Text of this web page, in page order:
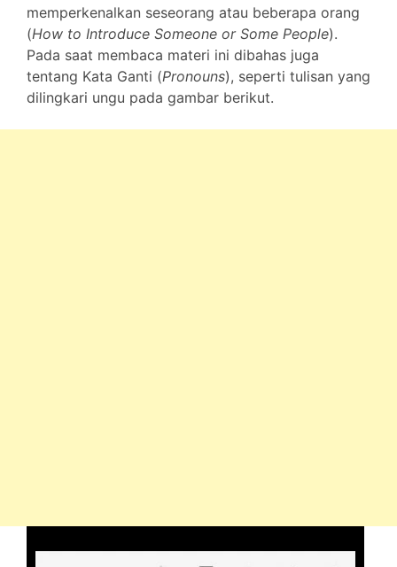
memperkenalkan seseorang atau beberapa orang
(How to Introduce Someone or Some People).
Pada saat membaca materi ini dibahas juga
tentang Kata Ganti (Pronouns), seperti tulisan yang
dilingkari ungu pada gambar berikut.